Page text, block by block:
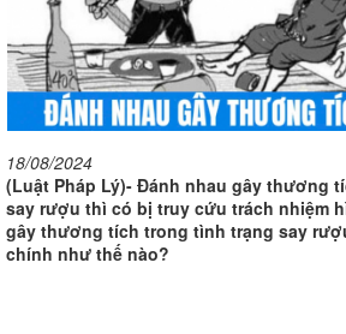
18/08/2024
(Luật Pháp Lý)- Đánh nhau gây thương
say rượu thì có bị truy cứu trách nhiệm
gây thương tích trong tình trạng say
chính như thế nào?